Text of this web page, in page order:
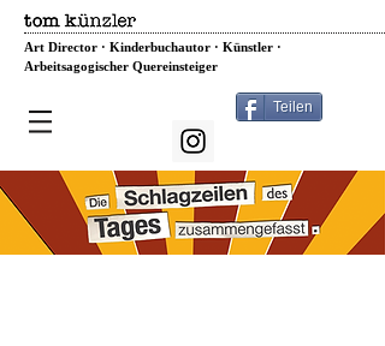
Teilen
Art Director · Kinderbuchautor · Künstler ·
Arbeitsagogischer Quereinsteiger